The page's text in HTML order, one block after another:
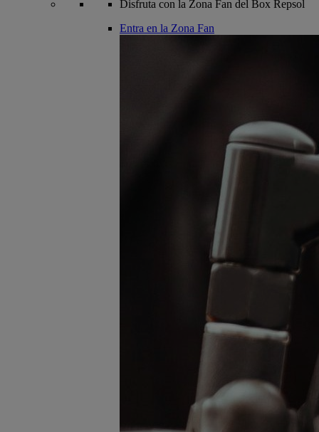
Disfruta con la Zona Fan del Box Repsol
Entra en la Zona Fan